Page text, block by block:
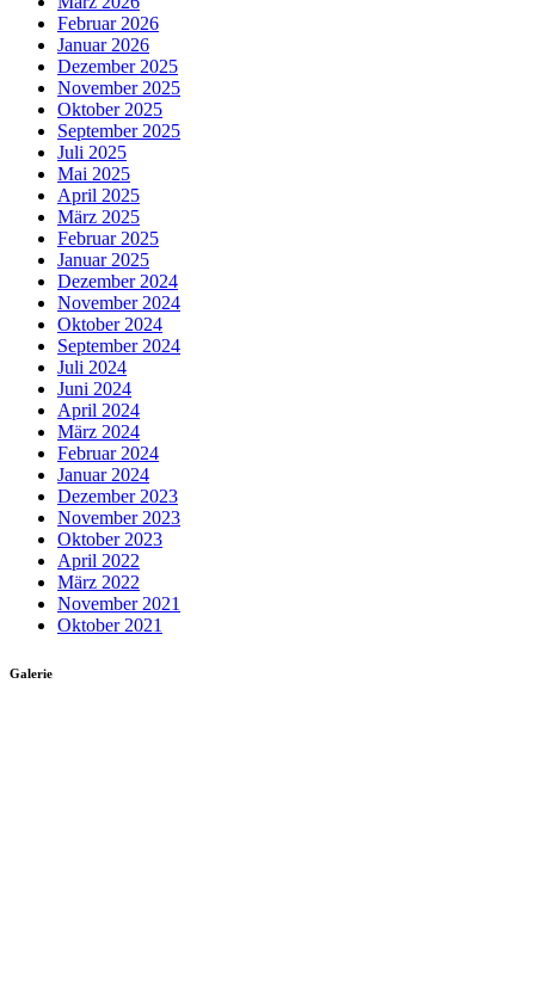
Februar 2026
Januar 2026
Dezember 2025
November 2025
Oktober 2025
September 2025
Juli 2025
Mai 2025
April 2025
März 2025
Februar 2025
Januar 2025
Dezember 2024
November 2024
Oktober 2024
September 2024
Juli 2024
Juni 2024
April 2024
März 2024
Februar 2024
Januar 2024
Dezember 2023
November 2023
Oktober 2023
April 2022
März 2022
November 2021
Oktober 2021
Galerie